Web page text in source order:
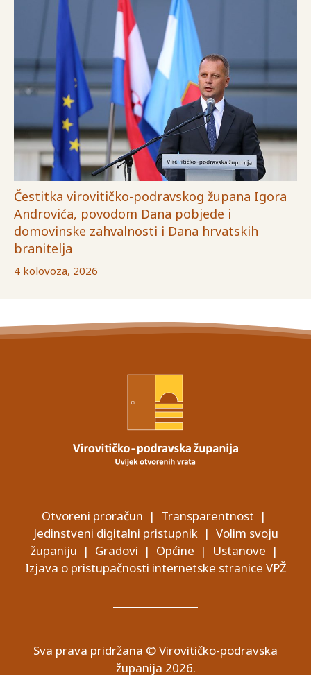
Čestitka virovitičko-podravskog župana Igora
Androvića, povodom Dana pobjede i
domovinske zahvalnosti i Dana hrvatskih
branitelja
4 kolovoza, 2026
Otvoreni proračun | Transparentnost |
Jedinstveni digitalni pristupnik| Volim svoju
županiju | Gradovi | Općine | Ustanove |
Izjava o pristupačnosti internetske stranice VPŽ
Sva prava pridržana © Virovitičko-podravska
županija 2026.